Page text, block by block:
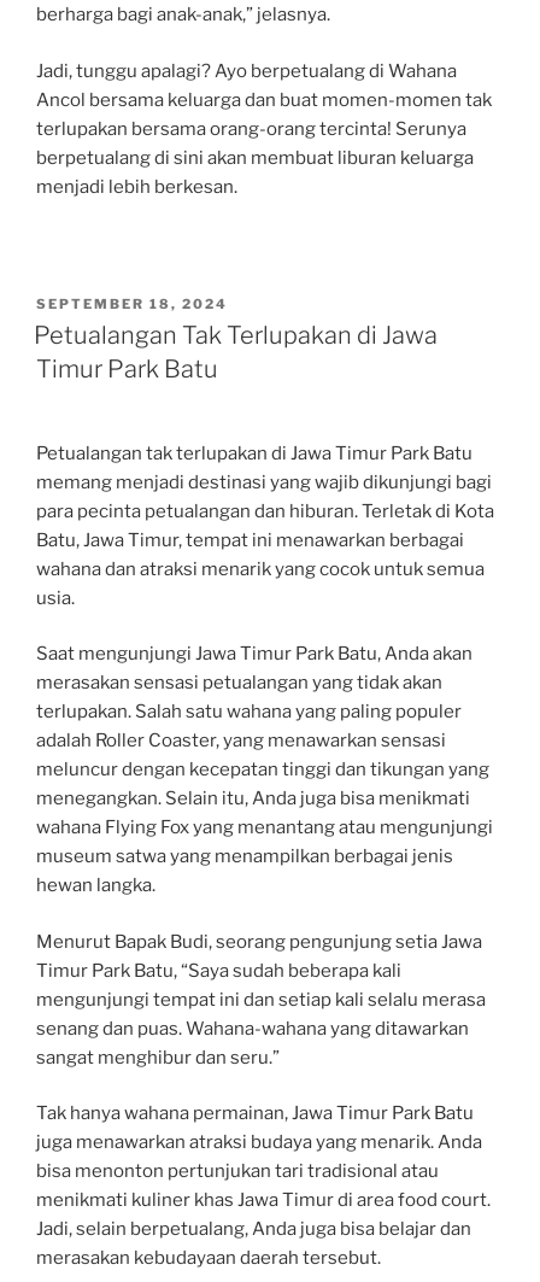
berharga bagi anak-anak,” jelasnya.
Jadi, tunggu apalagi? Ayo berpetualang di Wahana
Ancol bersama keluarga dan buat momen-momen tak
terlupakan bersama orang-orang tercinta! Serunya
berpetualang di sini akan membuat liburan keluarga
menjadi lebih berkesan.
POSTED
ON
SEPTEMBER 18, 2024
Petualangan Tak Terlupakan di Jawa
Timur Park Batu
Petualangan tak terlupakan di Jawa Timur Park Batu
memang menjadi destinasi yang wajib dikunjungi bagi
para pecinta petualangan dan hiburan. Terletak di Kota
Batu, Jawa Timur, tempat ini menawarkan berbagai
wahana dan atraksi menarik yang cocok untuk semua
usia.
Saat mengunjungi Jawa Timur Park Batu, Anda akan
merasakan sensasi petualangan yang tidak akan
terlupakan. Salah satu wahana yang paling populer
adalah Roller Coaster, yang menawarkan sensasi
meluncur dengan kecepatan tinggi dan tikungan yang
menegangkan. Selain itu, Anda juga bisa menikmati
wahana Flying Fox yang menantang atau mengunjungi
museum satwa yang menampilkan berbagai jenis
hewan langka.
Menurut Bapak Budi, seorang pengunjung setia Jawa
Timur Park Batu, “Saya sudah beberapa kali
mengunjungi tempat ini dan setiap kali selalu merasa
senang dan puas. Wahana-wahana yang ditawarkan
sangat menghibur dan seru.”
Tak hanya wahana permainan, Jawa Timur Park Batu
juga menawarkan atraksi budaya yang menarik. Anda
bisa menonton pertunjukan tari tradisional atau
menikmati kuliner khas Jawa Timur di area food court.
Jadi, selain berpetualang, Anda juga bisa belajar dan
merasakan kebudayaan daerah tersebut.